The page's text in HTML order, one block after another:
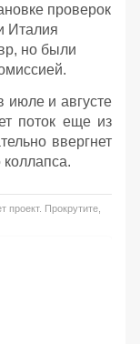
проверок
Италия
но были
июле и августе
поток еще из
ввергнет
коллапса.
проект. Прокрутите,